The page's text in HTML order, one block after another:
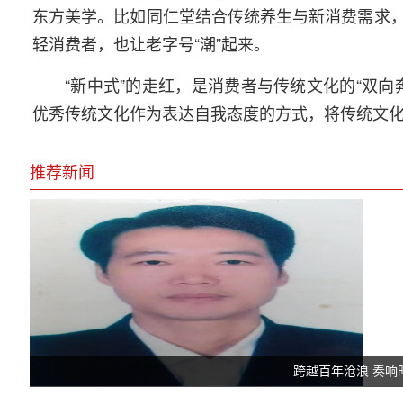
东方美学。比如同仁堂结合传统养生与新消费需
轻消费者，也让老字号“潮”起来。
“新中式”的走红，是消费者与传统文化的“双
优秀传统文化作为表达自我态度的方式，将传统文
推荐新闻
跨越百年沧浪 奏响